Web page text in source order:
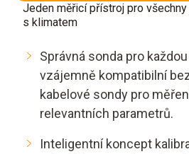
Jeden měřicí přístroj pro
s klimatem
Správná sonda pro
vzájemně kompatibilní
kabelové sondy pro
relevantních parametrů.
Inteligentní koncept